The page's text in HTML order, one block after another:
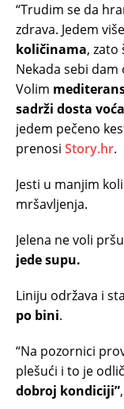
“Trudim se da
zdrava. Jedem
količinama,
Nekada sebi
Volim
sadrži dosta
jedem pečeno
prenosi Story.hr.
Jesti u manjim
mršavljenja.
Jelena ne voli
jede supu.
Liniju održava i
po bini.
“Na pozornici
plešući i to je
dobroj kondiciji”